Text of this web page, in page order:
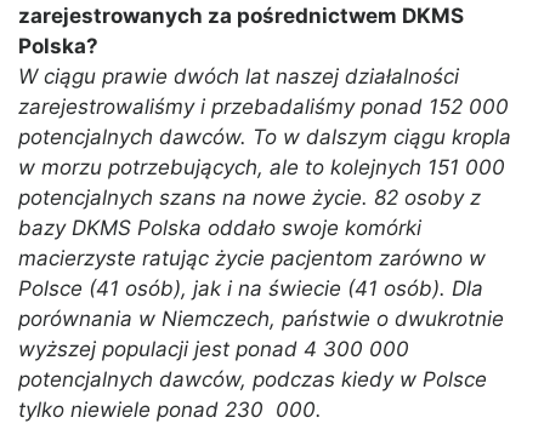
zarejestrowanych za pośrednictwem DKMS
Polska?
W ciągu prawie dwóch lat naszej działalności
zarejestrowaliśmy i przebadaliśmy ponad 152 000
potencjalnych dawców. To w dalszym ciągu kropla
w morzu potrzebujących, ale to kolejnych 151 000
potencjalnych szans na nowe życie. 82 osoby z
bazy DKMS Polska oddało swoje komórki
macierzyste ratując życie pacjentom zarówno w
Polsce (41 osób), jak i na świecie (41 osób). Dla
porównania w Niemczech, państwie o dwukrotnie
wyższej populacji jest ponad 4 300 000
potencjalnych dawców, podczas kiedy w Polsce
tylko niewiele ponad 230 000.